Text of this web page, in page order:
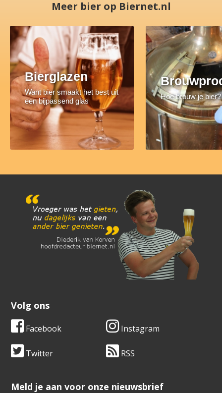
Meer bier op Biernet.nl
Bierglazen
Want bier smaakt het best uit
een bijpassend glas
Hoe brouw je bier?
Volg ons
Facebook Instagram
Twitter RSS
​​​​​​​Meld je aan voor onze nieuwsbrief